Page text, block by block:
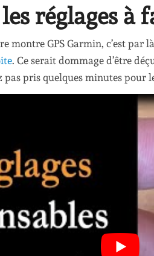
réglages à
montre GPS Garmin, c’est par
. Ce serait dommage d’être
pas pris quelques minutes pour